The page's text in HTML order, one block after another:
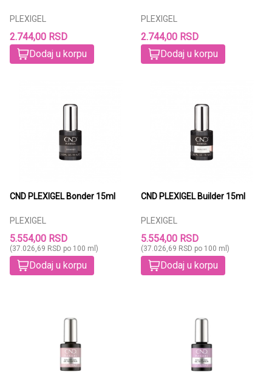
PLEXIGEL
2.744,00 RSD
Dodaj u korpu
PLEXIGEL
2.744,00 RSD
Dodaj u korpu
CND PLEXIGEL Bonder 15ml
PLEXIGEL
5.554,00 RSD
(37.026,69 RSD po 100 ml)
Dodaj u korpu
CND PLEXIGEL Builder 15ml
PLEXIGEL
5.554,00 RSD
(37.026,69 RSD po 100 ml)
Dodaj u korpu